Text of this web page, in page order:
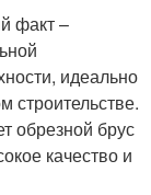
факт –
идеально
строительстве.
обрезной брус
качество и